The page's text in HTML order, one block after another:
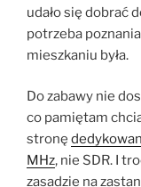
udało się dobrać
potrzeba
mieszkaniu była.
Do zabawy nie
co pamiętam
stronę
MHz, nie SDR. I
zasadzie na